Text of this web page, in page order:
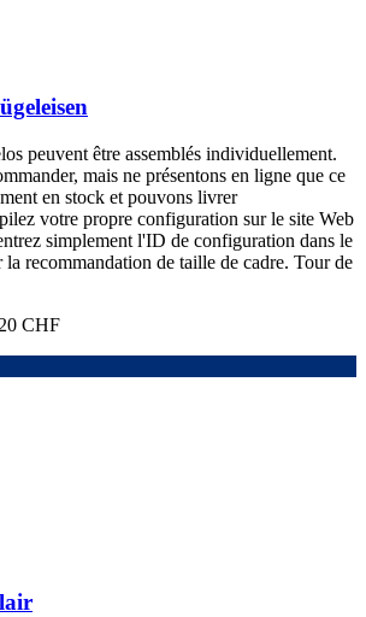
peuvent être assemblés individuellement.
mais ne présentons en ligne que ce
en stock et pouvons livrer
votre propre configuration sur le site Web
simplement l'ID de configuration dans le
la recommandation de taille de cadre. Tour de
CHF